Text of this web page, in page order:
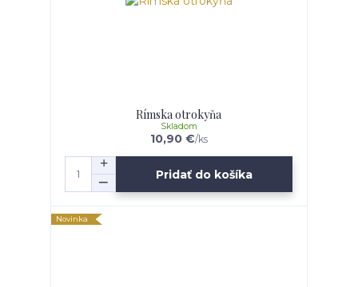
Rímska otrokyňa
10,90 €/ks
Skladom
Pridať do košíka
Novinka